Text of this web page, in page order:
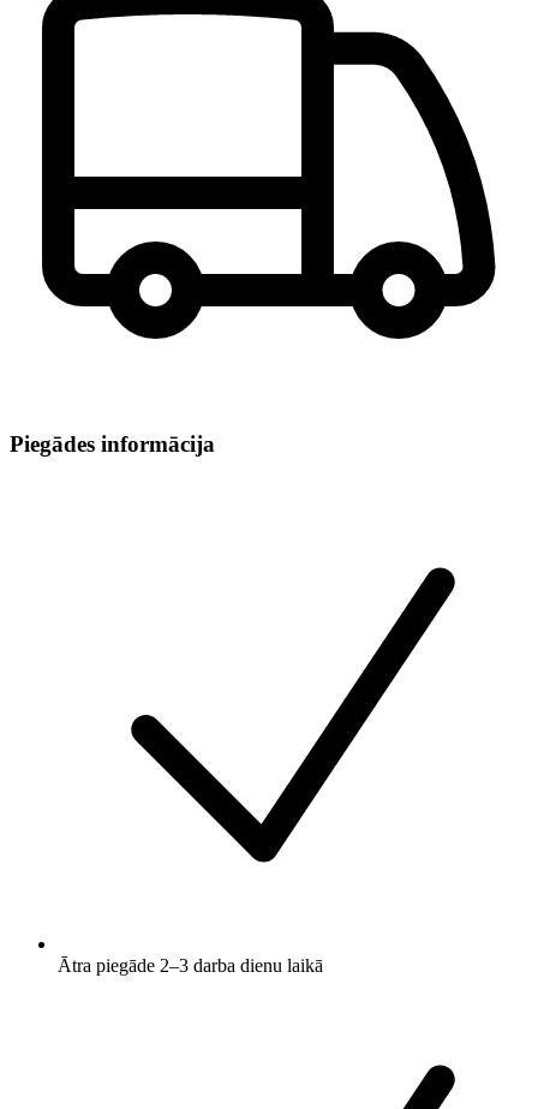
Piegādes informācija
Ātra piegāde 2–3 darba dienu laikā